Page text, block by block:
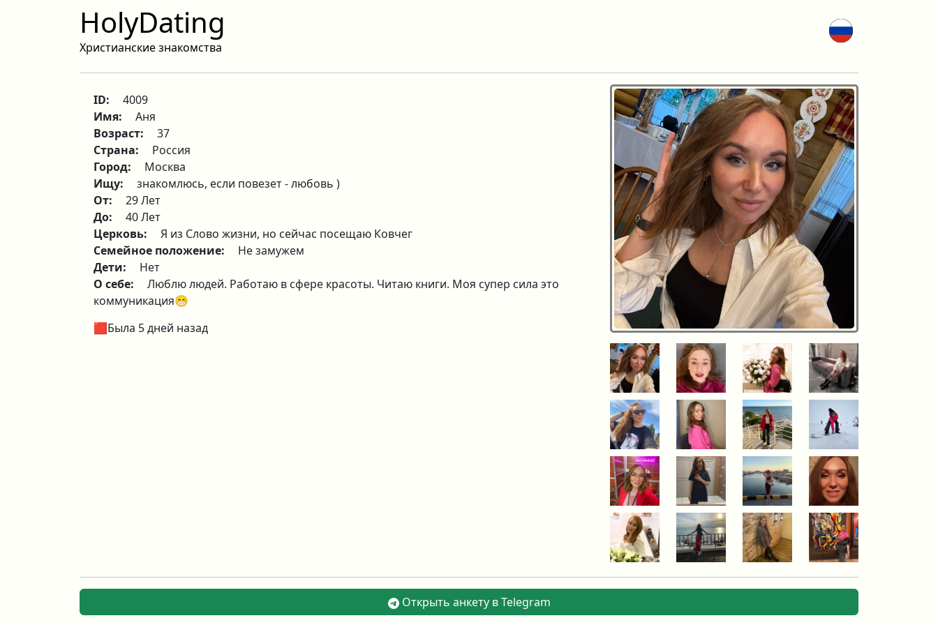
HolyDating
Христианские знакомства
ID:
4009
Имя:
Аня
Возраст:
37
Страна:
Россия
Город:
Москва
Ищу:
знакомлюсь, если повезет - любовь )
От:
29 Лет
До:
40 Лет
Церковь:
Я из Слово жизни, но сейчас посещаю Ковчег
Семейное положение:
Не замужем
Дети:
Нет
О себе:
Люблю людей. Работаю в сфере красоты. Читаю книги. Моя супер сила это
коммуникация😁
🟥Была 5 дней назад
Открыть анкету в Telegram